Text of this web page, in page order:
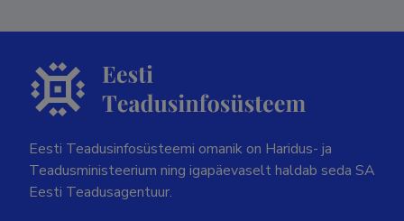
Eesti Teadusinfosüsteemi omanik on Haridus- ja
Teadusministeerium ning igapäevaselt haldab seda SA
Eesti Teadusagentuur.